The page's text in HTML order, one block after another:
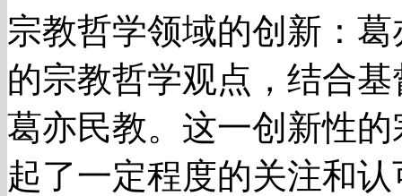
宗教哲学领域的创新：
的宗教哲学观点，结合
葛亦民教。这一创新性
起了一定程度的关注和